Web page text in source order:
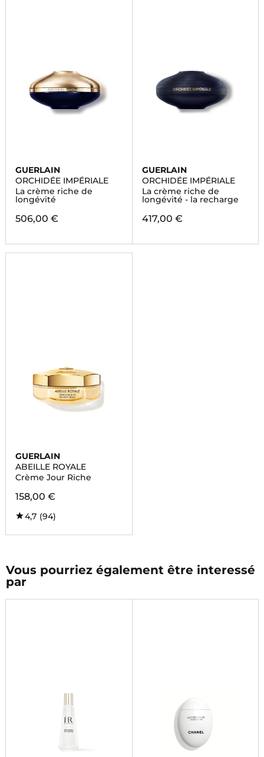
GUERLAIN
ORCHIDÉE IMPÉRIALE
La crème riche de
longévité
506,00 €
GUERLAIN
ORCHIDÉE IMPÉRIALE
La crème riche de
longévité - la recharge
417,00 €
GUERLAIN
ABEILLE ROYALE
Crème Jour Riche
158,00 €
4,7 (94)
Vous pourriez également être interessé
par